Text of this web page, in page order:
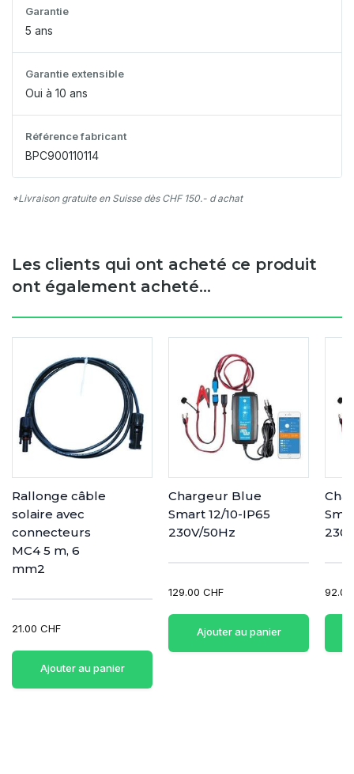
Garantie
5 ans
Garantie extensible
Oui à 10 ans
Référence fabricant
BPC900110114
*Livraison gratuite en Suisse dès CHF 150.- d achat
Les clients qui ont acheté ce produit
ont également acheté...
Rallonge câble
solaire avec
connecteurs
MC4 5 m, 6
mm2
21.00 CHF
Ajouter au panier
Chargeur Blue
Smart 12/10-IP65
230V/50Hz
129.00 CHF
Ajouter au panier
92.00